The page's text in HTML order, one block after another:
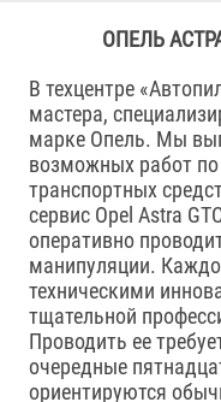
ОПЕЛЬ АСТРА
В техцентре
мастера,
марке Опель. Мы
возможных работ
транспортных
сервис Opel Astra
оперативно
манипуляции.
техническими
тщательной
Проводить ее
очередные
ориентируются